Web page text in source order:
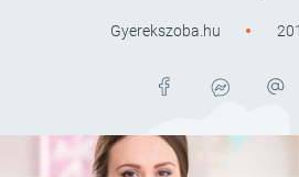
Gyerekszoba.hu